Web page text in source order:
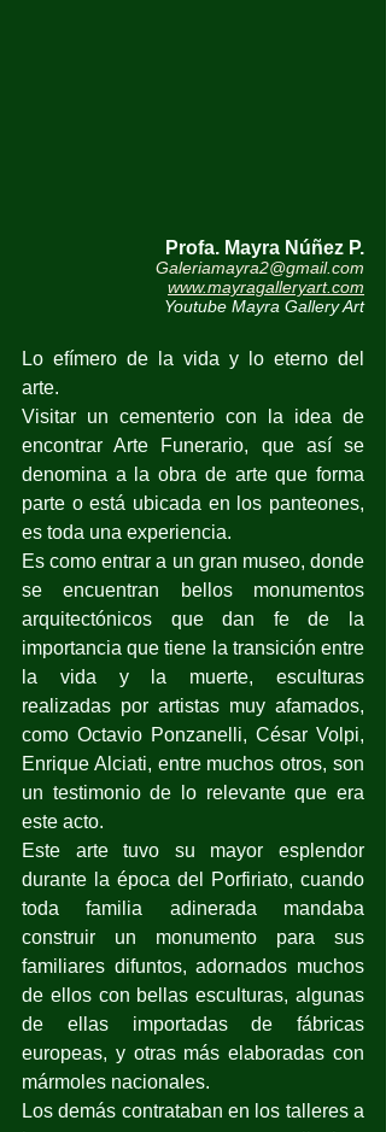
Profa. Mayra Núñez P.
Galeriamayra2@gmail.com
www.mayragalleryart.com
Youtube Mayra Gallery Art
Lo efímero de la vida y lo eterno del
arte.
Visitar un cementerio con la idea de
encontrar Arte Funerario, que así se
denomina a la obra de arte que forma
parte o está ubicada en los panteones,
es toda una experiencia.
Es como entrar a un gran museo, donde
se encuentran bellos monumentos
arquitectónicos que dan fe de la
importancia que tiene la transición entre
la vida y la muerte, esculturas
realizadas por artistas muy afamados,
como Octavio Ponzanelli, César Volpi,
Enrique Alciati, entre muchos otros, son
un testimonio de lo relevante que era
este acto.
Este arte tuvo su mayor esplendor
durante la época del Porfiriato, cuando
toda familia adinerada mandaba
construir un monumento para sus
familiares difuntos, adornados muchos
de ellos con bellas esculturas, algunas
de ellas importadas de fábricas
europeas, y otras más elaboradas con
mármoles nacionales.
Los demás contrataban en los talleres a